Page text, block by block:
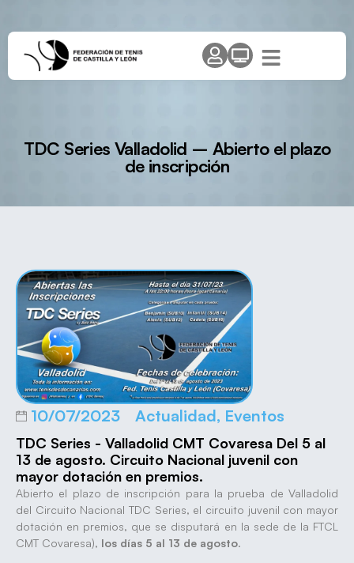
TDC Series Valladolid – Abierto el plazo
de inscripción
10/07/2023 Actualidad, Eventos
TDC Series - Valladolid CMT Covaresa Del 5 al
13 de agosto. Circuito Nacional juvenil con
mayor dotación en premios.
Abierto el plazo de inscripción para la prueba de Valladolid
del Circuito Nacional TDC Series, el circuito juvenil con mayor
dotación en premios, que se disputará en la sede de la FTCL
CMT Covaresa), los días 5 al 13 de agosto.